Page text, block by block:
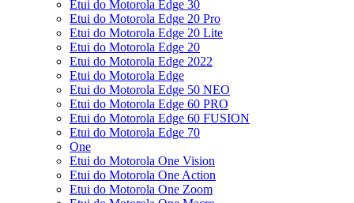
Etui do Motorola Edge 30
Etui do Motorola Edge 20 Pro
Etui do Motorola Edge 20 Lite
Etui do Motorola Edge 20
Etui do Motorola Edge 2022
Etui do Motorola Edge
Etui do Motorola Edge 50 NEO
Etui do Motorola Edge 60 PRO
Etui do Motorola Edge 60 FUSION
Etui do Motorola Edge 70
One
Etui do Motorola One Vision
Etui do Motorola One Action
Etui do Motorola One Zoom